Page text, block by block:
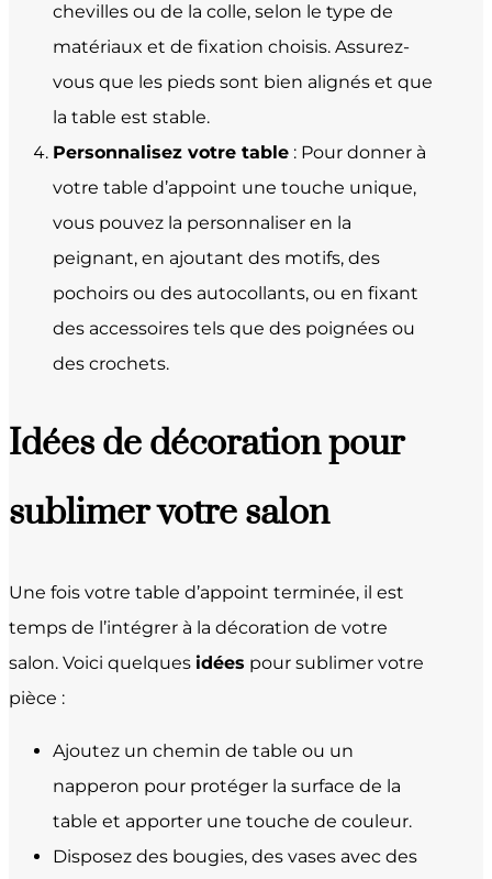
chevilles ou de la colle, selon le type de
matériaux et de fixation choisis. Assurez-
vous que les pieds sont bien alignés et que
la table est stable.
Personnalisez votre table : Pour donner à
votre table d’appoint une touche unique,
vous pouvez la personnaliser en la
peignant, en ajoutant des motifs, des
pochoirs ou des autocollants, ou en fixant
des accessoires tels que des poignées ou
des crochets.
Idées de décoration pour
sublimer votre salon
Une fois votre table d’appoint terminée, il est
temps de l’intégrer à la décoration de votre
salon. Voici quelques idées pour sublimer votre
pièce :
Ajoutez un chemin de table ou un
napperon pour protéger la surface de la
table et apporter une touche de couleur.
Disposez des bougies, des vases avec des